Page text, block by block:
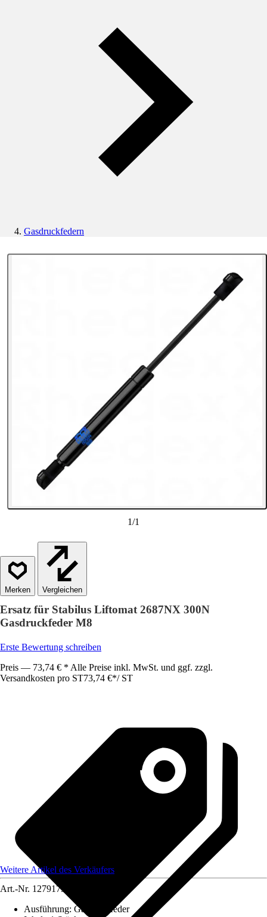
Gasdruckfedern
1/1
Vergleichen
Ersatz für Stabilus Liftomat 2687NX 300N
Gasdruckfeder M8
Erste Bewertung schreiben
Preis — 73,74 € * Alle Preise inkl. MwSt. und ggf. zzgl.
Versandkosten pro ST73,74 €*/ ST
Weitere Artikel des Verkäufers
Art.-Nr. 12791732
Ausführung: Gasdruckfeder